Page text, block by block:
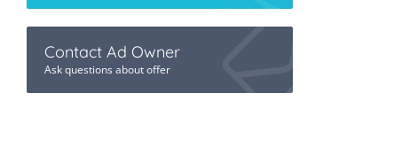
Contact Ad Owner
Ask questions about offer